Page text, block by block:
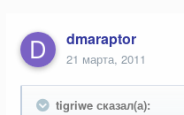
dmaraptor
21 марта, 2011
tigriwe сказал(а):